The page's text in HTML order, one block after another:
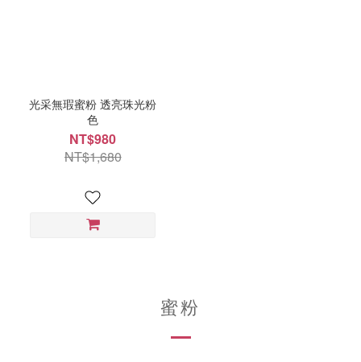
光采無瑕蜜粉 透亮珠光粉
色
NT$980
NT$1,680
蜜粉